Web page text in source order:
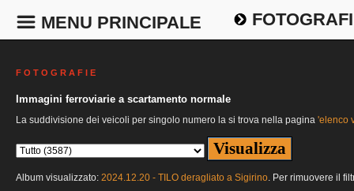
MENU PRINCIPALE
F O T O G R A F I E
Immagini ferroviarie a scartamento normale
La suddivisione dei veicoli per singolo numero la si trova nella pagina 'elenco
Album visualizzato: 2024.12.20 - TILO deragliato a Sigirino. Per rimuovere il